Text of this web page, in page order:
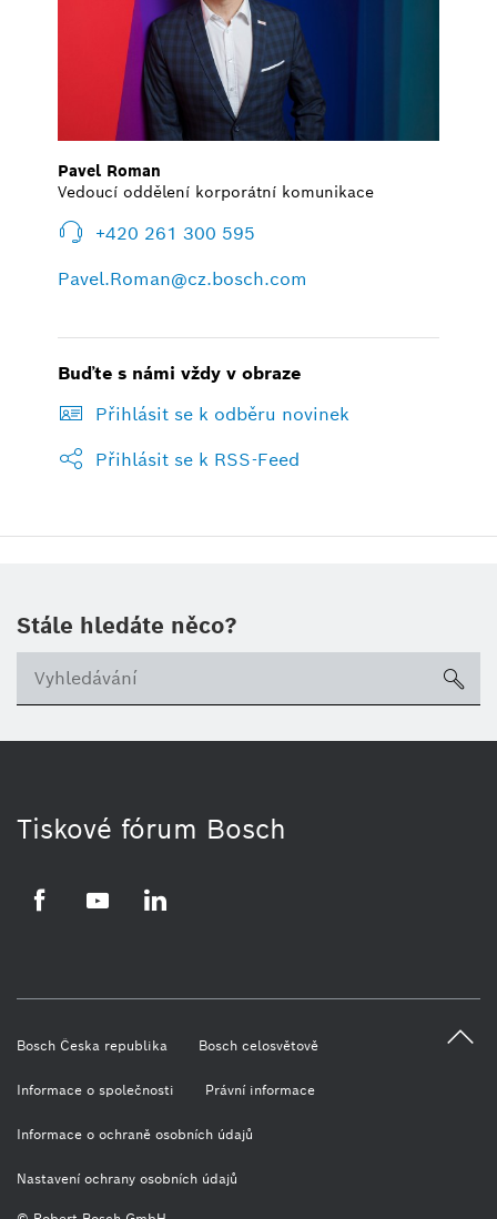
Pavel Roman
Vedoucí oddělení korporátní komunikace
+420 261 300 595
Pavel.Roman@cz.bosch.com
Buďte s námi vždy v obraze
Přihlásit se k odběru novinek
Přihlásit se k RSS-Feed
Stále hledáte něco?
Tiskové fórum Bosch
Bosch Česka republika Bosch celosvětově
Informace o společnosti Právní informace
Informace o ochraně osobních údajů
Nastavení ochrany osobních údajů